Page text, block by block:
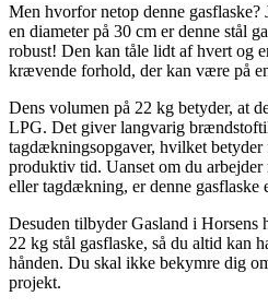
Men hvorfor netop denne gasflaske?
en diameter på 30 cm er denne stål
robust! Den kan tåle lidt af hvert og
krævende forhold, der kan være på
Dens volumen på 22 kg betyder, at
LPG. Det giver langvarig
tagdækningsopgaver, hvilket
produktiv tid. Uanset om du arbejder
eller tagdækning, er denne gasflaske
Desuden tilbyder Gasland i
22 kg stål gasflaske, så du altid kan
hånden. Du skal ikke bekymre dig
projekt.